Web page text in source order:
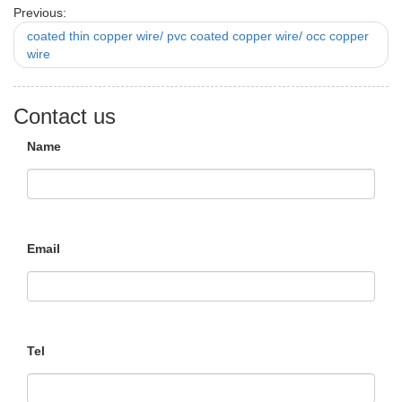
Previous:
coated thin copper wire/ pvc coated copper wire/ occ copper
wire
Contact us
Name
Email
Tel